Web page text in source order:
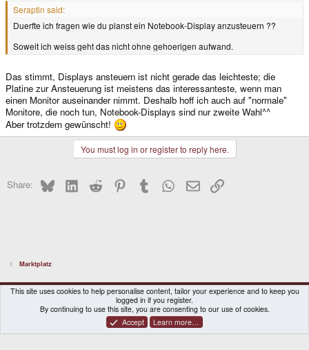
Seraptin said:
Duerfte ich fragen wie du planst ein Notebook-Display anzusteuern ??
Soweit ich weiss geht das nicht ohne gehoerigen aufwand.
Das stimmt, Displays ansteuern ist nicht gerade das leichteste; die
Platine zur Ansteuerung ist meistens das interessanteste, wenn man
einen Monitor auseinander nimmt. Deshalb hoff ich auch auf "normale"
Monitore, die noch tun, Notebook-Displays sind nur zweite Wahl^^
Aber trotzdem gewünscht!
You must log in or register to reply here.
Share: BlueskyLinkedInReddit PinterestTumblr WhatsApp
EmailLink
Marktplatz
DragonBox Pyra
English (US)
Contact us
Terms and rules Privacy policy Help Home
® © 2010-2026 XenForo Ltd.|Certain add-on by SyTry.
This site uses cookies to help personalise content, tailor your experience and to keep you
logged in if you register.
By continuing to use this site, you are consenting to our use of cookies.
Accept
Learn more…